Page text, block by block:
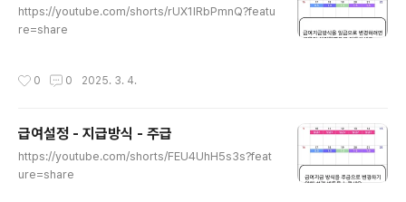
https://youtube.com/shorts/rUX1IRbPmnQ?featu
re=share
0 0 2025. 3. 4.
급여설정 - 지급방식 - 주급
https://youtube.com/shorts/FEU4UhH5s3s?feat
ure=share